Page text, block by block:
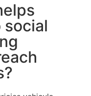
social